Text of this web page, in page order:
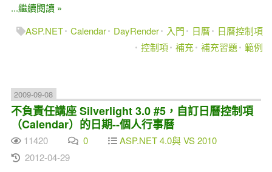
...繼續閱讀 »
ASP.NET Calendar DayRender 入門 日曆
日曆控制項
控制項 補充 補充習題 範例
2009-09-08
不負責任講座 Silverlight 3.0 #5，自訂日曆控制項
（Calendar）的日期--個人行事曆
11420 0
ASP.NET 4.0與 VS 2010
2012-04-29